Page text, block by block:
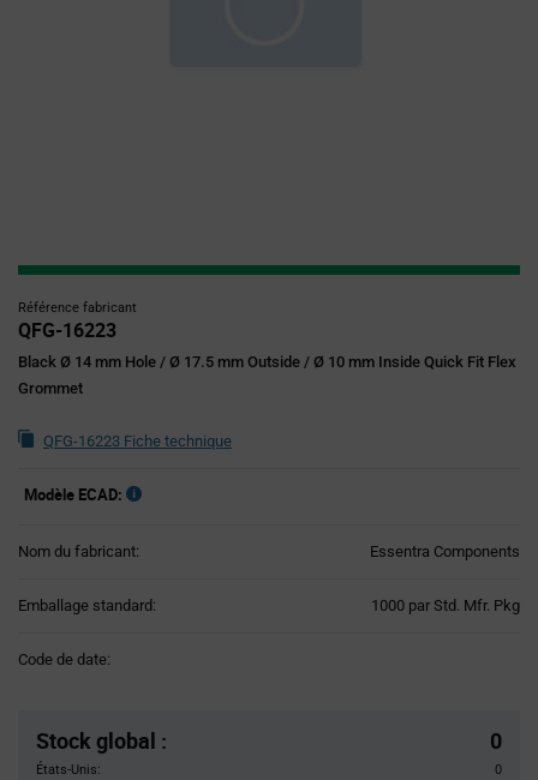
Référence fabricant
QFG-16223
Black Ø 14 mm Hole / Ø 17.5 mm Outside / Ø 10 mm Inside Quick Fit Flex
Grommet
QFG-16223 Fiche technique
Modèle ECAD:
Nom du fabricant: Essentra Components
Emballage standard: 1000 par Std. Mfr. Pkg
Code de date:
Stock global : 0
États-Unis:
0